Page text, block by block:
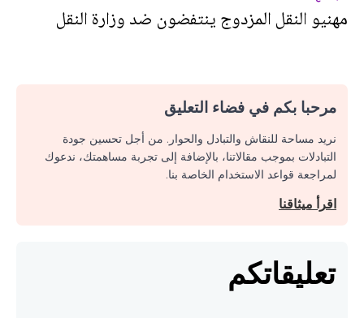
مهنيو النقل المزدوج ينتفضون ضد وزارة النقل
مرحبا بكم في فضاء التعليق
نريد مساحة للنقاش والتبادل والحوار. من أجل تحسين جودة
التبادلات بموجب مقالاتنا، بالإضافة إلى تجربة مساهمتك، ندعوك
لمراجعة قواعد الاستخدام الخاصة بنا.
اقرأ ميثاقنا
تعليقاتكم